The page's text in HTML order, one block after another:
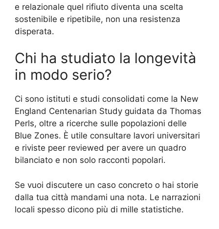
e relazionale quel rifiuto diventa una scelta
sostenibile e ripetibile, non una resistenza
disperata.
Chi ha studiato la longevità
in modo serio?
Ci sono istituti e studi consolidati come la New
England Centenarian Study guidata da Thomas
Perls, oltre a ricerche sulle popolazioni delle
Blue Zones. È utile consultare lavori universitari
e riviste peer reviewed per avere un quadro
bilanciato e non solo racconti popolari.
Se vuoi discutere un caso concreto o hai storie
dalla tua città mandami una nota. Le narrazioni
locali spesso dicono più di mille statistiche.